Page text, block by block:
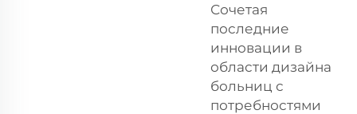
Сочетая
последние
инновации в
области дизайна
больниц с
потребностями